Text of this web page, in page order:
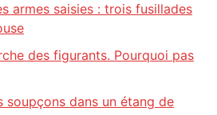
armes saisies : trois fusillades
des figurants. Pourquoi pas
soupçons dans un étang de